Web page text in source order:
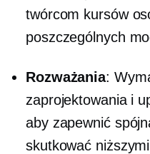
twórcom kursów
poszczególnych
Rozważania:
zaprojektowania i
aby zapewnić
skutkować